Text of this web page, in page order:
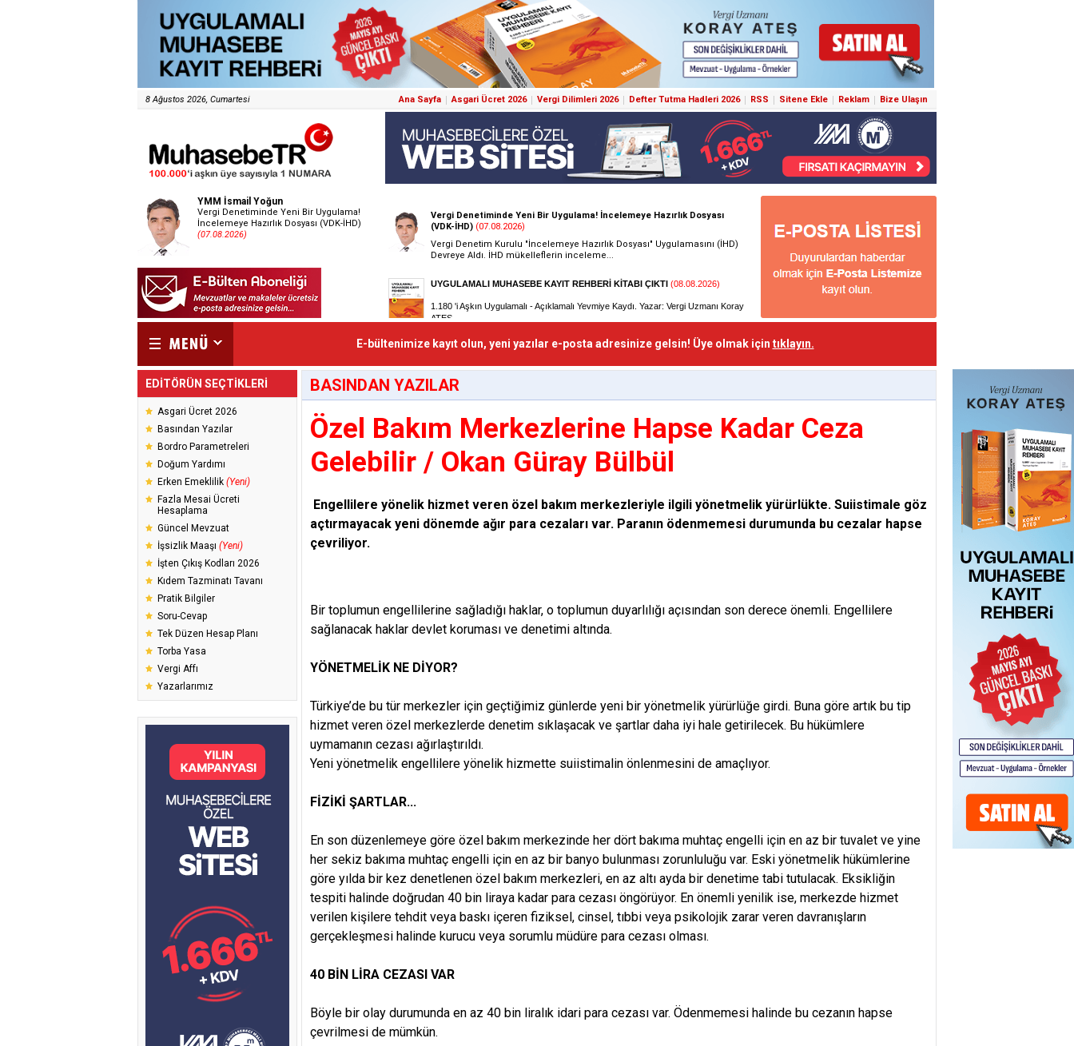
8 Ağustos 2026, Cumartesi Ana Sayfa Asgari Ücret 2026 Vergi Dilimleri 2026 Defter Tutma Hadleri 2026 RSS Sitene Ekle Reklam Bize Ulaşın
YMM İsmail Yoğun
Vergi Denetiminde Yeni Bir Uygulama!
İncelemeye Hazırlık Dosyası (VDK-İHD)
(07.08.2026)
E-bültenimize kayıt olun, yeni yazılar e-posta adresinize gelsin! Üye olmak için tıklayın.
EDİTÖRÜN SEÇTİKLERİ
Asgari Ücret 2026
Basından Yazılar
Bordro Parametreleri
Doğum Yardımı
Erken Emeklilik (Yeni)
Fazla Mesai Ücreti
Hesaplama
Güncel Mevzuat
İşsizlik Maaşı (Yeni)
İşten Çıkış Kodları 2026
Kıdem Tazminatı Tavanı
Pratik Bilgiler
Soru-Cevap
Tek Düzen Hesap Planı
Torba Yasa
Vergi Affı
Yazarlarımız
BASINDAN YAZILAR
Özel Bakım Merkezlerine Hapse Kadar Ceza
Gelebilir / Okan Güray Bülbül
Engellilere yönelik hizmet veren özel bakım merkezleriyle ilgili yönetmelik yürürlükte. Suiistimale göz
açtırmayacak yeni dönemde ağır para cezaları var. Paranın ödenmemesi durumunda bu cezalar hapse
çevriliyor.
Bir toplumun engellilerine sağladığı haklar, o toplumun duyarlılığı açısından son derece önemli. Engellilere
sağlanacak haklar devlet koruması ve denetimi altında.
YÖNETMELİK NE DİYOR?
Türkiye’de bu tür merkezler için geçtiğimiz günlerde yeni bir yönetmelik yürürlüğe girdi. Buna göre artık bu tip
hizmet veren özel merkezlerde denetim sıklaşacak ve şartlar daha iyi hale getirilecek. Bu hükümlere
uymamanın cezası ağırlaştırıldı.
Yeni yönetmelik engellilere yönelik hizmette suiistimalin önlenmesini de amaçlıyor.
FİZİKİ ŞARTLAR...
En son düzenlemeye göre özel bakım merkezinde her dört bakıma muhtaç engelli için en az bir tuvalet ve yine
her sekiz bakıma muhtaç engelli için en az bir banyo bulunması zorunluluğu var. Eski yönetmelik hükümlerine
göre yılda bir kez denetlenen özel bakım merkezleri, en az altı ayda bir denetime tabi tutulacak. Eksikliğin
tespiti halinde doğrudan 40 bin liraya kadar para cezası öngörüyor. En önemli yenilik ise, merkezde hizmet
verilen kişilere tehdit veya baskı içeren fiziksel, cinsel, tıbbi veya psikolojik zarar veren davranışların
gerçekleşmesi halinde kurucu veya sorumlu müdüre para cezası olması.
40 BİN LİRA CEZASI VAR
Böyle bir olay durumunda en az 40 bin liralık idari para cezası var. Ödenmemesi halinde bu cezanın hapse
çevrilmesi de mümkün.